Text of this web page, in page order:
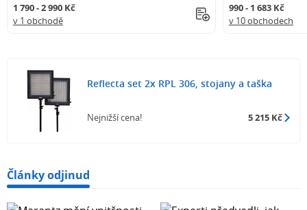
1 790 - 2 990 Kč
v 1 obchodě
990 - 1 683 Kč
v 10 obchodech
Reflecta set 2x RPL 306, stojany a taška
Nejnižší cena! 5 215 Kč
Články odjinud